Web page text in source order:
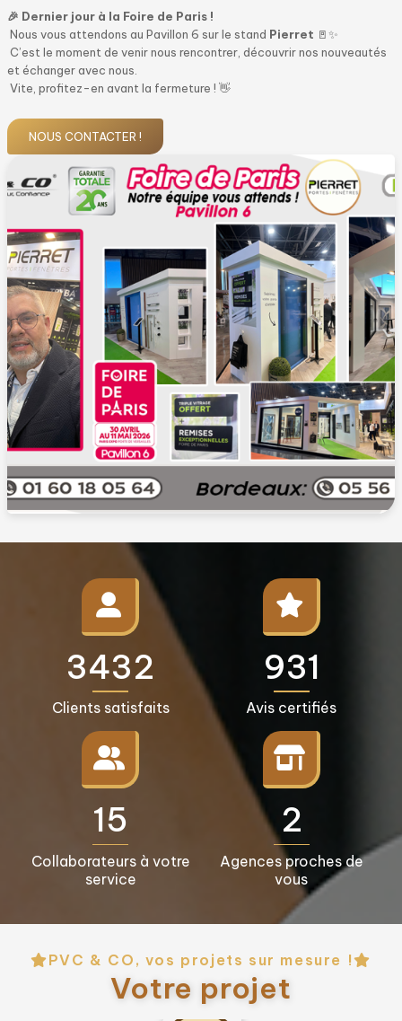
🎉 Dernier jour à la Foire de Paris !
Nous vous attendons au Pavillon 6 sur le stand Pierret 🚪✨
C’est le moment de venir nous rencontrer, découvrir nos nouveautés
et échanger avec nous.
Vite, profitez-en avant la fermeture ! 👋
NOUS CONTACTER !
3500+
Clients satisfaits
950+
Avis certifiés
16+
Collaborateurs à votre
service
3+
Agences proches de
vous
PVC & CO, vos projets sur mesure !
Votre projet